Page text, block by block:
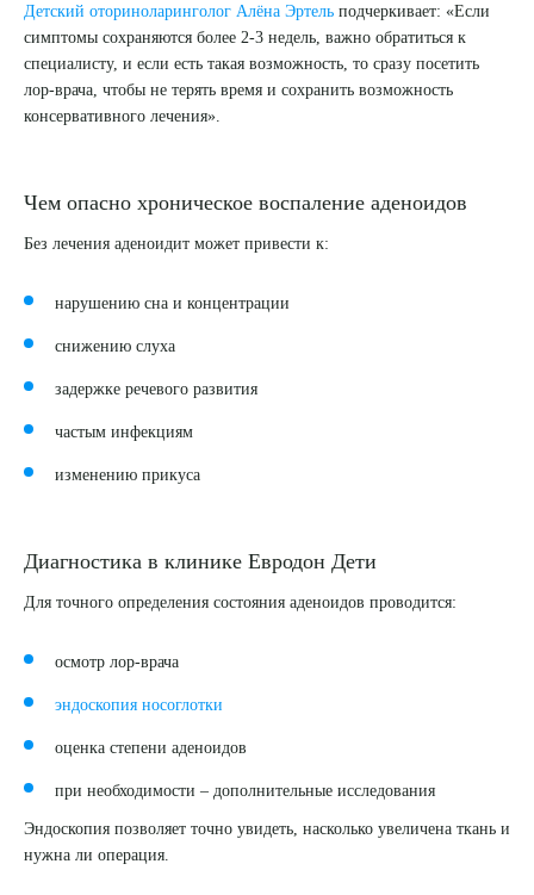
Детский оториноларинголог Алёна Эртель подчеркивает: «Если
симптомы сохраняются более 2-3 недель, важно обратиться к
специалисту, и если есть такая возможность, то сразу посетить
лор-врача, чтобы не терять время и сохранить возможность
консервативного лечения».
Чем опасно хроническое воспаление аденоидов
Без лечения аденоидит может привести к:
нарушению сна и концентрации
снижению слуха
задержке речевого развития
частым инфекциям
изменению прикуса
Диагностика в клинике Евродон Дети
Для точного определения состояния аденоидов проводится:
осмотр лор-врача
эндоскопия носоглотки
оценка степени аденоидов
при необходимости – дополнительные исследования
Эндоскопия позволяет точно увидеть, насколько увеличена ткань и
нужна ли операция.